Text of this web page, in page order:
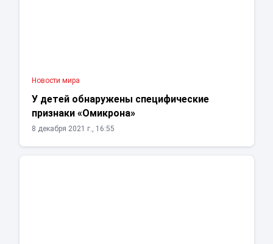
Новости мира
У детей обнаружены специфические
признаки «Омикрона»
8 декабря 2021 г., 16:55